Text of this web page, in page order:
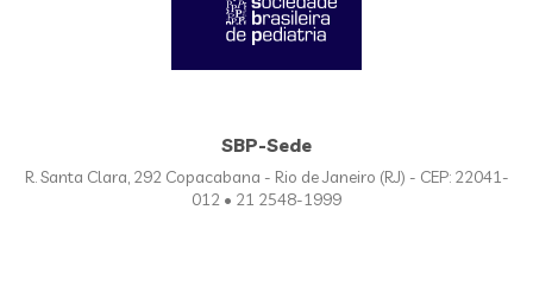
SBP-Sede
R. Santa Clara, 292 Copacabana - Rio de Janeiro (RJ) - CEP: 22041-
012 • 21 2548-1999